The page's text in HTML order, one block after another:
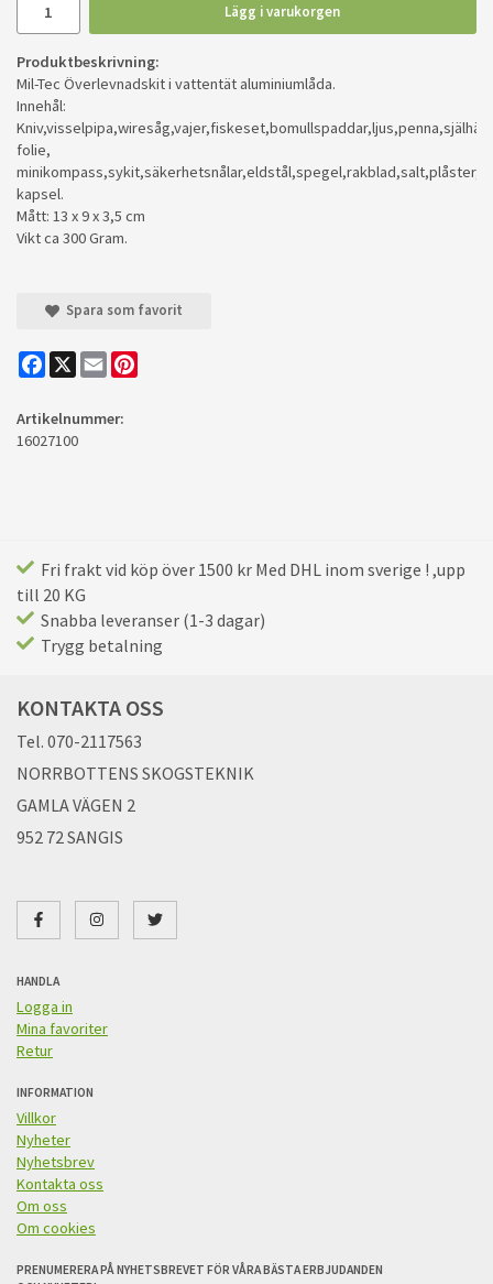
Lägg i varukorgen
Produktbeskrivning:
Mil-Tec Överlevnadskit i vattentät aluminiumlåda.
Innehål:
folie,
kapsel.
Mått: 13 x 9 x 3,5 cm
Vikt ca 300 Gram.
Spara som favorit
Facebook
X Email
Artikelnummer:
16027100
Fri frakt vid köp över 1500 kr Med DHL inom sverige ! ,upp
till 20 KG
Snabba leveranser (1-3 dagar)
Trygg betalning
KONTAKTA OSS
Tel. 070-2117563
NORRBOTTENS SKOGSTEKNIK
GAMLA VÄGEN 2
952 72 SANGIS
HANDLA
Logga in
Mina favoriter
Retur
INFORMATION
Villkor
Nyheter
Nyhetsbrev
Kontakta oss
Om oss
Om cookies
PRENUMERERA PÅ NYHETSBREVET FÖR VÅRA BÄSTA ERBJUDANDEN